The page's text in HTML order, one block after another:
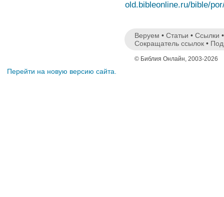
old.bibleonline.ru/bible/
Веруем • Статьи • Ссылки
Сокращатель ссылок •
© Библия Онлайн, 2003-2026
Перейти на новую версию сайта.